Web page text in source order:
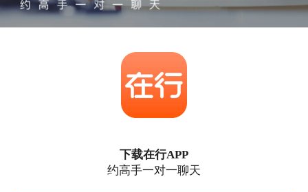
下载在行APP
约高手一对一聊天